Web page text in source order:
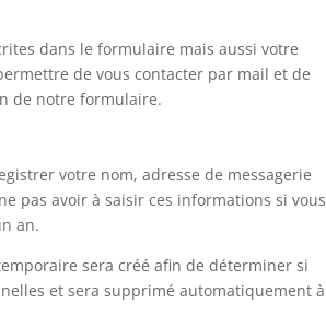
dans le formulaire mais aussi votre
de vous contacter par mail et de
de notre formulaire.
votre nom, adresse de messagerie
pas avoir à saisir ces informations si vous
an.
sera créé afin de déterminer si
et sera supprimé automatiquement à